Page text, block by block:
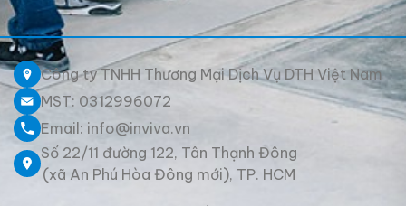
Công ty TNHH Thương Mại Dịch Vụ DTH Việt Nam
MST: 0312996072
Email: info@inviva.vn
Số 22/11 đường 122, Tân Thạnh Đông
(xã An Phú Hòa Đông mới), TP. HCM